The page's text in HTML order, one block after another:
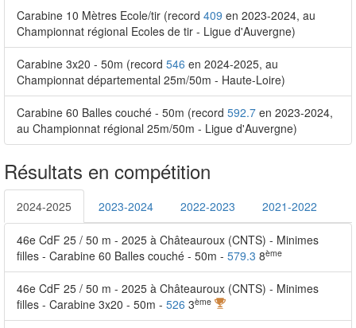
Carabine 10 Mètres Ecole/tir (record 409 en 2023-2024, au
Championnat régional Ecoles de tir - Ligue d'Auvergne)
Carabine 3x20 - 50m (record 546 en 2024-2025, au
Championnat départemental 25m/50m - Haute-Loire)
Carabine 60 Balles couché - 50m (record 592.7 en 2023-2024,
au Championnat régional 25m/50m - Ligue d'Auvergne)
Résultats en compétition
2024-2025 2023-2024 2022-2023 2021-2022
46e CdF 25 / 50 m - 2025 à Châteauroux (CNTS) - Minimes
filles - Carabine 60 Balles couché - 50m - 579.3 8ème
46e CdF 25 / 50 m - 2025 à Châteauroux (CNTS) - Minimes
filles - Carabine 3x20 - 50m - 526 3ème